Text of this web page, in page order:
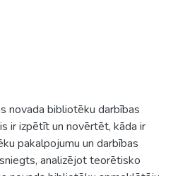
novada bibliotēku darbības
ir izpētīt un novērtēt, kāda ir
pakalpojumu un darbības
analizējot teorētisko